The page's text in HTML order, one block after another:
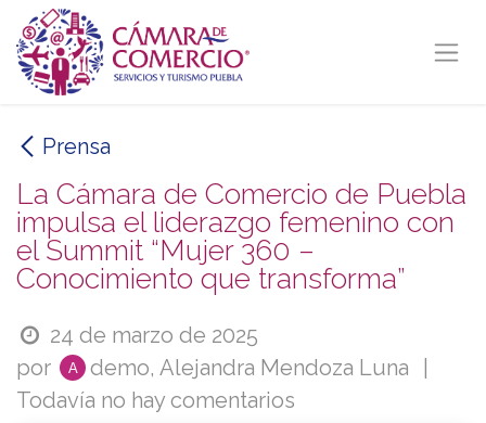
Ir al contenido
Prensa
La Cámara de Comercio de Puebla
impulsa el liderazgo femenino con
el Summit “Mujer 360 –
Conocimiento que transforma”
24 de marzo de 2025
por
demo, Alejandra Mendoza Luna
Todavía no hay comentarios